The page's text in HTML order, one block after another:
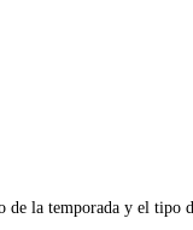
de la temporada y el tipo